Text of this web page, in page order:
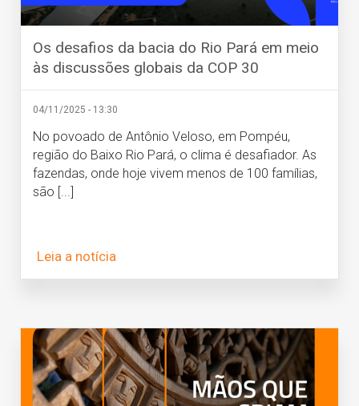
Os desafios da bacia do Rio Pará em meio
às discussões globais da COP 30
04/11/2025 - 13:30
No povoado de Antônio Veloso, em Pompéu,
região do Baixo Rio Pará, o clima é desafiador. As
fazendas, onde hoje vivem menos de 100 famílias,
são [...]
Leia a notícia